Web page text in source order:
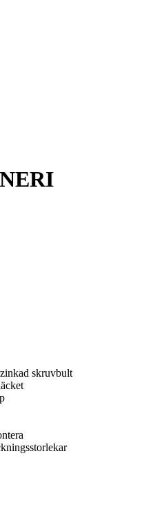
skruvbult